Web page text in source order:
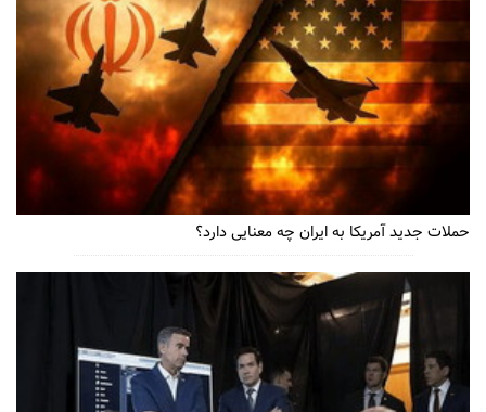
حملات جدید آمریکا به ایران چه معنایی دارد؟